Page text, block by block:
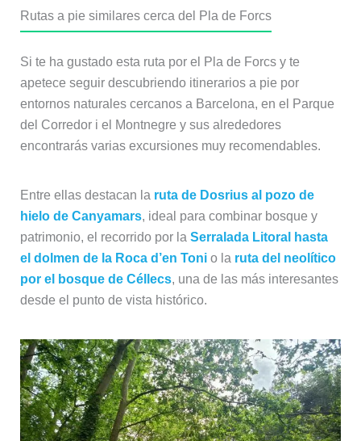
Rutas a pie similares cerca del Pla de Forcs
Si te ha gustado esta ruta por el Pla de Forcs y te
apetece seguir descubriendo itinerarios a pie por
entornos naturales cercanos a Barcelona, en el Parque
del Corredor i el Montnegre y sus alrededores
encontrarás varias excursiones muy recomendables.
Entre ellas destacan la ruta de Dosrius al pozo de
hielo de Canyamars, ideal para combinar bosque y
patrimonio, el recorrido por la Serralada Litoral hasta
el dolmen de la Roca d’en Tonio la ruta del neolítico
por el bosque de Céllecs, una de las más interesantes
desde el punto de vista histórico.